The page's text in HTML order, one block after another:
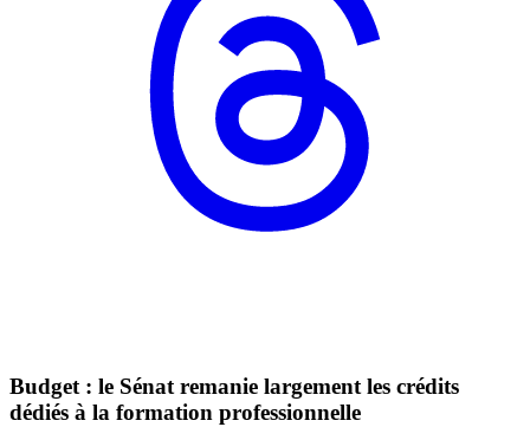
Budget : le Sénat remanie largement les crédits
dédiés à la formation professionnelle